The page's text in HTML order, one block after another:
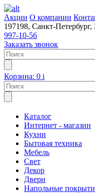
Акции О компании
197198, Санкт-
997-10-56
Заказать звонок
Корзина: 0 i
Каталог
Интернет - магазин
Кухни
Бытовая техника
Мебель
Свет
Декор
Двери
Напольные